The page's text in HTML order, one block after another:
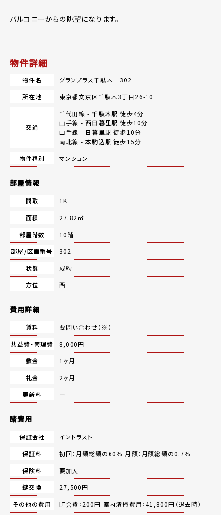
バルコニーからの眺望になります。
物件詳細
物件名
グランプラス千駄木 302
所在地
東京都文京区千駄木3丁目26-10
交通
千代田線 -千駄木駅 徒歩4分
山手線 -西日暮里駅 徒歩10分
山手線 - 日暮里駅 徒歩10分
南北線 -本駒込駅 徒歩15分
物件種別
マンション
部屋情報
間取
1K
面積
27.82㎡
部屋階数
10階
部屋/区画番号
302
状態
成約
方位
西
費用詳細
賃料
要問い合わせ（※）
共益費・管理費
8,000円
敷金
1ヶ月
礼金
2ヶ月
更新料
ー
諸費用
保証会社
イントラスト
保証料
初回：月額総額の60％ 月額：月額総額の0.7％
保険料
要加入
鍵交換
27,500円
その他の費用
町会費：200円 室内清掃費用：41,800円（退去時）